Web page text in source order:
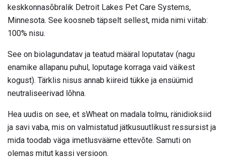
keskkonnasõbralik Detroit Lakes Pet Care Systems,
Minnesota. See koosneb täpselt sellest, mida nimi viitab:
100% nisu.
See on biolagundatav ja teatud määral loputatav (nagu
enamike allapanu puhul, loputage korraga vaid väikest
kogust). Tärklis nisus annab kiireid tükke ja ensüümid
neutraliseerivad lõhna.
Hea uudis on see, et sWheat on madala tolmu, ränidioksiid
ja savi vaba, mis on valmistatud jätkusuutlikust ressursist ja
mida toodab väga imetlusväärne ettevõte. Samuti on
olemas mitut kassi versioon.